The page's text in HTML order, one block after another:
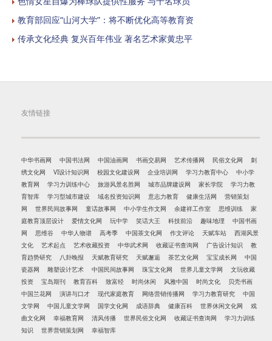
教育部回应“山河大学”：将不断优化高等教育资
传承文化经典 复兴百年伟业 著名艺术家黄忠平
友情链接
中华书画网 中国书法网 中国油画网 书画交易网 艺术传播网 民俗文化网
刺
绣文化网
VI设计知识网 校园文化建设网 企业培训网 学习力教育中心
中小学
教育网
学习力训练中心 旅游风景名胜网 城市品牌建设网 家长学院
学习力教
育智库
学习型城市建设 域名投资知识网 意志力教育 健康生活网
营销策划
网
世界民间故事网 童话故事网 中小学生作文网 余建祥工作室 思维训练
家
庭教育顶层设计
爱情文化网 玩中学 笑话大王 科技前沿 趣味地理
中国书画
网
思维谷 中华人物谱 高考季 中国茶文化网 作文评论 天赋车站
西湖风景
文化
艺术起点 艺术收藏投资 中华武术网 收藏证书查询网 广告设计知识
教
育趋势研究
八卦晚报 天赋教育研究 天赋邂逅 茶艺文化网 宝宝成长网
中国
瓷器网
雕塑设计艺术 中国民间故事网 珠宝文化网 世界儿童文学网
文玩收藏
投资
宝岛期刊 教育百科 致富经 时尚休闲 风雅中国 时尚文化
贝壳书画
中国兰花网
演讲与口才 现代家庭教育 网络营销传播网 学习力教育研究
中国
文学网
中国儿童文学网 国学文化网 成语辞典 健康百科 世界休闲文化网
戏
曲文化网
幸福教育网 清风传播 世界民俗文化网 收藏证书查询网
学习力训练
知识
世界营销策划网 幸福智库